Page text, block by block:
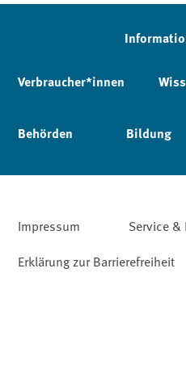
Verbraucher*innen
Behörden Bildung
Impressum Service &
Erklärung zur Barrierefreiheit